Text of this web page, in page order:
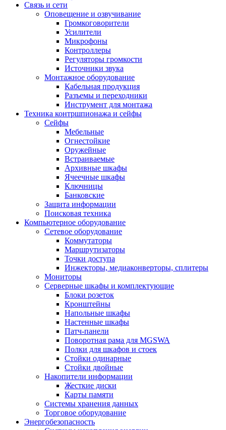
Связь и сети
Оповещение и озвучивание
Громкоговорители
Усилители
Микрофоны
Контроллеры
Регуляторы громкости
Источники звука
Монтажное оборудование
Кабельная продукция
Разъемы и переходники
Инструмент для монтажа
Техника контршпионажа и сейфы
Сейфы
Мебельные
Огнестойкие
Оружейные
Встраиваемые
Архивные шкафы
Ячеечные шкафы
Ключницы
Банковские
Защита информации
Поисковая техника
Компьютерное оборудование
Сетевое оборудование
Коммутаторы
Маршрутизаторы
Точки доступа
Инжекторы, медиаконверторы, сплитеры
Мониторы
Серверные шкафы и комплектующие
Блоки розеток
Кронштейны
Напольные шкафы
Настенные шкафы
Патч-панели
Поворотная рама для MGSWA
Полки для шкафов и стоек
Стойки одинарные
Стойки двойные
Накопители информации
Жесткие диски
Карты памяти
Системы хранения данных
Торговое оборудование
Энергобезопасность